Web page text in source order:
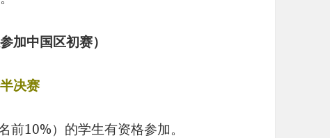
加中国区初赛）
决赛
10%）的学生有资格参加。